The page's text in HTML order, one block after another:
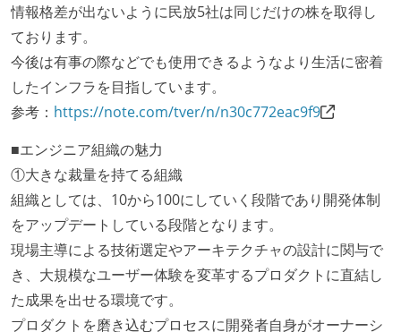
子育て中のエンジニアが、働き方を紹介したコンテン
ツが公開されている
フレックスタイム制または裁量労働制を採用している
職業安定法に対応する記載事項
給与形態：賞与あり
給与形態：月給制
主な休暇：年末年始、夏季、慶弔休暇など
休日制度：完全週休2日制（土日祝休み）
休憩時間：1時間
フレックスタイム制の所定労働時間：1日平均7時間相
当
情報格差が出ないように民放5社は同じだけの株を取得し
ております。
今後は有事の際などでも使用できるようなより生活に密着
したインフラを目指しています。
参考： https://note.com/tver/n/n30c772eac9f9
■エンジニア組織の魅力
①大きな裁量を持てる組織
組織としては、10から100にしていく段階であり開発体制
をアップデートしている段階となります。
現場主導による技術選定やアーキテクチャの設計に関与で
き、大規模なユーザー体験を変革するプロダクトに直結し
た成果を出せる環境です。
プロダクトを磨き込むプロセスに開発者自身がオーナーシ